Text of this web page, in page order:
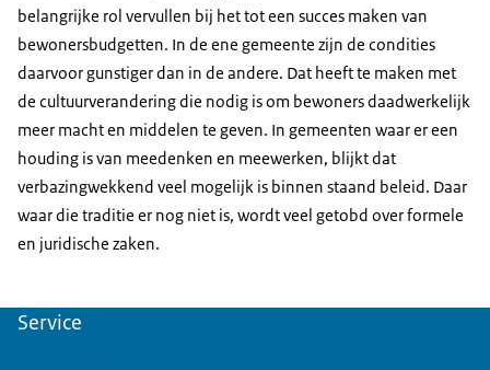
belangrijke rol vervullen bij het tot een succes maken van
bewonersbudgetten. In de ene gemeente zijn de condities
daarvoor gunstiger dan in de andere. Dat heeft te maken met
de cultuurverandering die nodig is om bewoners daadwerkelijk
meer macht en middelen te geven. In gemeenten waar er een
houding is van meedenken en meewerken, blijkt dat
verbazingwekkend veel mogelijk is binnen staand beleid. Daar
waar die traditie er nog niet is, wordt veel getobd over formele
en juridische zaken.
Service